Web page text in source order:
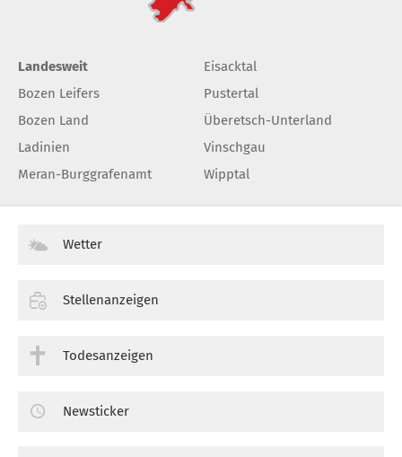
Landesweit
Bozen Leifers
Bozen Land
Ladinien
Meran-Burggrafenamt
Eisacktal
Pustertal
Überetsch-Unterland
Vinschgau
Wipptal
Wetter
Stellenanzeigen
Todesanzeigen
Newsticker